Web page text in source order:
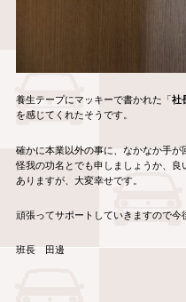
養生テープにマッキーで書かれた「社
を感じてくれたそうです。
確かに本業以外の事に、なかなか手が
怪我の功名とでも申しましょうか、
ありますが、大変幸せです。
頑張ってサポートしていきますので今
班長 田邊